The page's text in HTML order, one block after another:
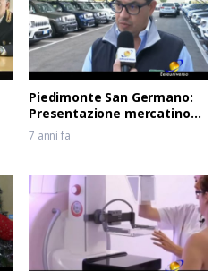
Piedimonte San Germano:
Presentazione mercatino
usato
7 anni fa